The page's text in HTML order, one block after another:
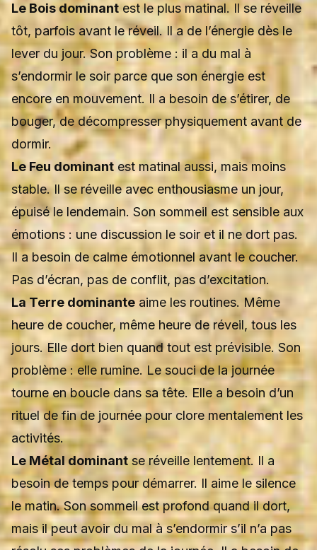
Le Bois dominant est le plus matinal. Il se réveille
tôt, parfois avant le réveil. Il a de l’énergie dès le
lever du jour. Son problème : il a du mal à
s’endormir le soir parce que son énergie est
encore en mouvement. Il a besoin de s’étirer, de
bouger, de décompresser physiquement avant de
dormir.
Le Feu dominant est matinal aussi, mais moins
stable. Il se réveille avec enthousiasme un jour,
épuisé le lendemain. Son sommeil est sensible aux
émotions : une discussion le soir et il ne dort pas.
Il a besoin de calme émotionnel avant le coucher.
Pas d’écran, pas de conflit, pas d’excitation.
La Terre dominante aime les routines. Même
heure de coucher, même heure de réveil, tous les
jours. Elle dort bien quand tout est prévisible. Son
problème : elle rumine. Le souci de la journée
tourne en boucle dans sa tête. Elle a besoin d’un
rituel de fin de journée pour clore mentalement les
activités.
Le Métal dominantse réveille lentement. Il a
besoin de temps pour démarrer. Il aime le silence
le matin. Son sommeil est profond quand il dort,
mais il peut avoir du mal à s’endormir s’il n’a pas